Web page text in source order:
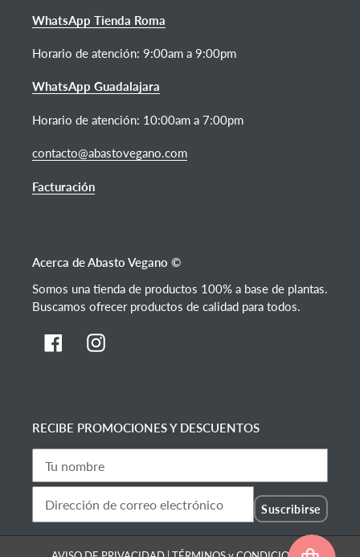
WhatsApp Tienda Roma
Horario de atención: 9:00am a 9:00pm
WhatsApp Guadalajara
Horario de atención: 10:00am a 7:00pm
contacto@abastovegano.com
Facturación
Acerca de Abasto Vegano ©
Somos una tienda de productos 100% a base de plantas.
Buscamos ofrecer productos de calidad para todos.
FacebookInstagram
RECIBE PROMOCIONES Y DESCUENTOS
Suscribirse